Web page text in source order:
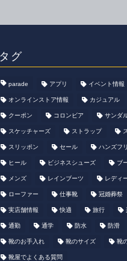
タグ
parade アプリ イベント情報
オンラインストア情報 カジュアル
クーポン コロンビア サンダ
スケッチャーズ ストラップ
スリッポン セール ハンズフ
ヒール ビジネスシューズ ブ
メンズ レインブーツ レディ
ローファー 仕事靴 冠婚葬祭
実店舗情報 快適 旅行
通勤 通学 防水 防滑
靴のお手入れ 靴のサイズ 靴
靴屋でよくある質問